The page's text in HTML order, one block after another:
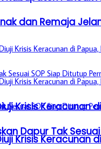
Krisis Keracunan
Dapur Tak Sesuai
dan Remaja
Krisis Keracunan